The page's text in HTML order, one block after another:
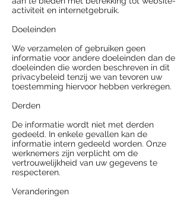
activiteit en internetgebruik.
Doeleinden
We verzamelen of gebruiken geen
informatie voor andere doeleinden dan de
doeleinden die worden beschreven in dit
privacybeleid tenzij we van tevoren uw
toestemming hiervoor hebben verkregen.
Derden
De informatie wordt niet met derden
gedeeld. In enkele gevallen kan de
informatie intern gedeeld worden. Onze
werknemers zijn verplicht om de
vertrouwelijkheid van uw gegevens te
respecteren.
Veranderingen